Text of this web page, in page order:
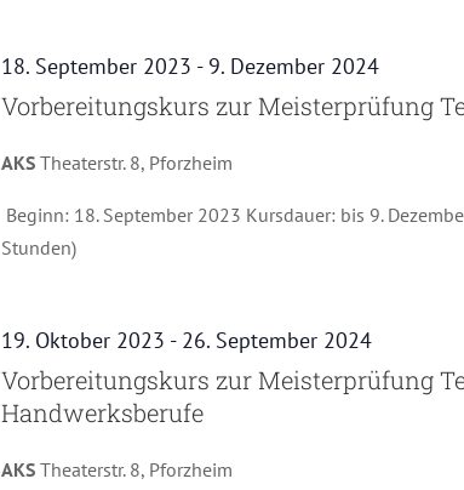
18. September 2023 - 9. Dezember 2024
Vorbereitungskurs zur Meisterprüfung
AKS Theaterstr. 8, Pforzheim
Beginn: 18. September 2023 Kursdauer: bis 9.
Stunden)
19. Oktober 2023 - 26. September 2024
Vorbereitungskurs zur Meisterprüfung
Handwerksberufe
AKS Theaterstr. 8, Pforzheim